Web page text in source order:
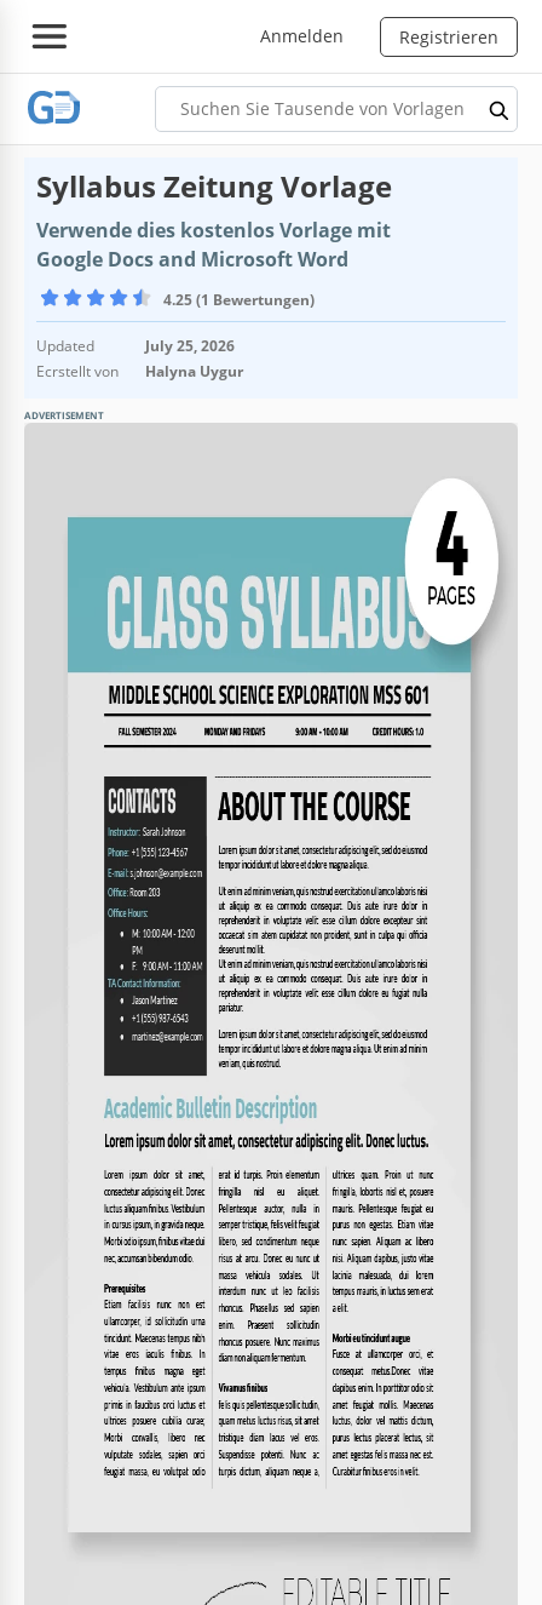
Anmelden Registrieren
Syllabus Zeitung Vorlage
Verwende dies kostenlos Vorlage mit
Google Docs and Microsoft Word
4.25 (1 Bewertungen)
Updated
July 25, 2026
Ecrstellt von
Halyna Uygur
ADVERTISEMENT